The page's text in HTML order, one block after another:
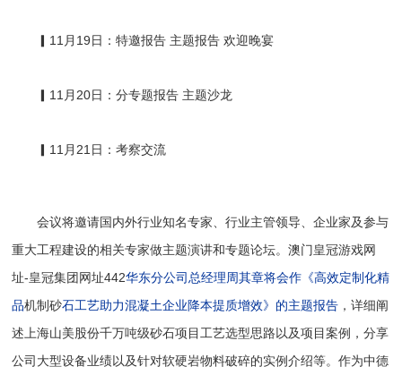
▎11月19日：特邀报告 主题报告 欢迎晚宴
▎11月20日：分专题报告 主题沙龙
▎11月21日：考察交流
会议将邀请国内外行业知名专家、行业主管领导、企业家及参与
重大工程建设的相关专家做主题演讲和专题论坛。澳门皇冠游戏网
址-皇冠集团网址442华东分公司总经理周其章将会作《高效定制化精
品机制砂石工艺助力混凝土企业降本提质增效》的主题报告 ，详细阐
述上海山美股份千万吨级砂石项目工艺选型思路以及项目案例，分享
公司大型设备业绩以及针对软硬岩物料破碎的实例介绍等。作为中德